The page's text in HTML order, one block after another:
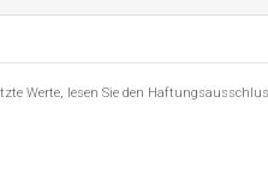
Werte, lesen Sie den